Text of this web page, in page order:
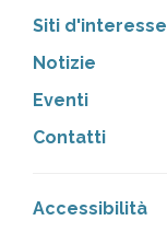
Siti d'interesse
Notizie
Eventi
Contatti
Accessibilità